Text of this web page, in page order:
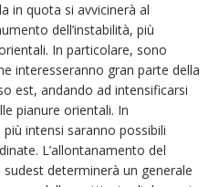
in quota si avvicinerà al
dell’instabilità, più
In particolare, sono
interesseranno gran parte della
est, andando ad intensificarsi
pianure orientali. In
intensi saranno possibili
L’allontanamento del
determinerà un generale